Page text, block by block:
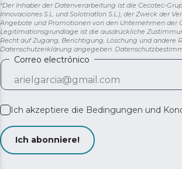
*Der Inhaber der Datenverarbeitung ist die Cecotec-
Innovaciones S.L. und Solotriatlon S.L.), der Zweck der
Angebote und Promotionen von den Unternehmen der
Legitimationsgrundlage ist die ausdrückliche
Recht auf Zugang, Berichtigung, Löschung und andere
Datenschutzerklärung angegeben.
Correo electrónico
Ich akzeptiere die Bedingungen und
Ich abonniere!